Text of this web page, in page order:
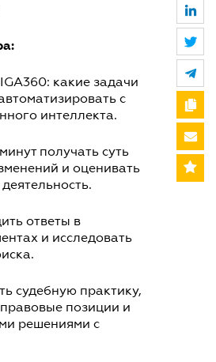
какие задачи
с
интеллекта.
получать суть
и оценивать
ответы в
и исследовать
судебную практику,
позиции и
решениями с